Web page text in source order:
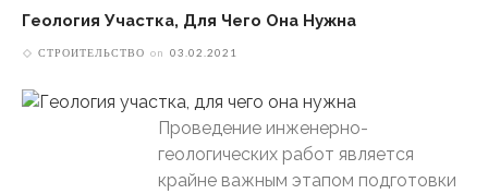
Геология Участка, Для Чего Она Нужна
СТРОИТЕЛЬСТВО on 03.02.2021
Проведение инженерно-
геологических работ является
крайне важным этапом подготовки